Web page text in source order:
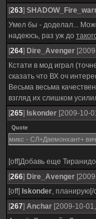
[263]
Умел бы - доделал...
надеюсь, раз уж до
[264] Dire_Avenger
Кстати в мод играл
сказать что ВХ оч
Весьма весьма
взгляд их слишком
[265] Iskonder [2009-10-
Quote
микс - СЛ+Даемонхант+
[off]Добавь еще
[266] Dire_Avenger
[off] Iskonder, планирую[/
[267] Anchar [2009-10-